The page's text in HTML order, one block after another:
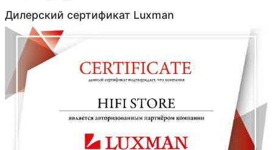
Дилерский сертификат Luxman